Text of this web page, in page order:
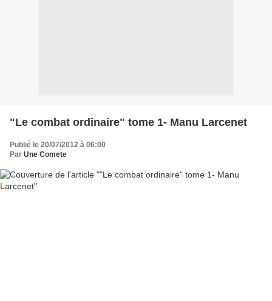
"Le combat ordinaire" tome 1- Manu Larcenet
Publié le 20/07/2012 à 06:00
Par Une Comete